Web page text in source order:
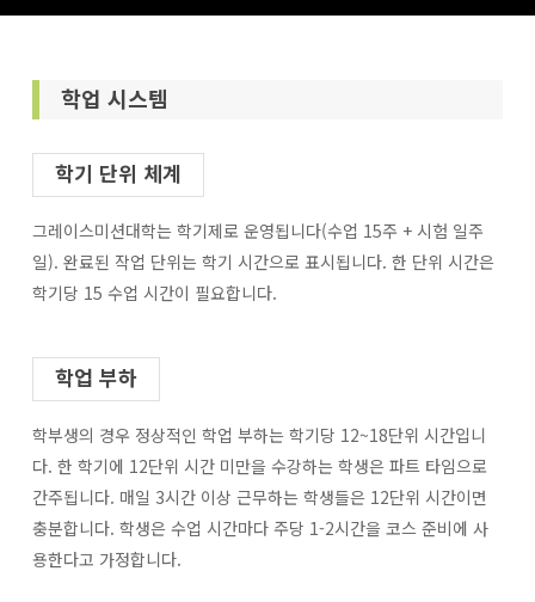
학업 시스템
학기 단위 체계
그레이스미션대학는 학기제로 운영됩니다(수업 15주 + 시험 일주
일). 완료된 작업 단위는 학기 시간으로 표시됩니다. 한 단위 시간은
학기당 15 수업 시간이 필요합니다.
학업 부하
학부생의 경우 정상적인 학업 부하는 학기당 12~18단위 시간입니
다. 한 학기에 12단위 시간 미만을 수강하는 학생은 파트 타임으로
간주됩니다. 매일 3시간 이상 근무하는 학생들은 12단위 시간이면
충분합니다. 학생은 수업 시간마다 주당 1-2시간을 코스 준비에 사
용한다고 가정합니다.